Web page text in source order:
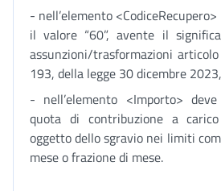
- nell’elemento
il valore “60”, avente il
assunzioni/trasformazioni
193, della legge 30 dicembre
- nell’elemento <Importo>
quota di contribuzione a
oggetto dello sgravio nei limiti
mese o frazione di mese.